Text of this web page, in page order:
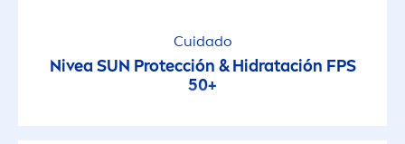
Cuidado
Nivea SUN Protección & Hidratación FPS
50+